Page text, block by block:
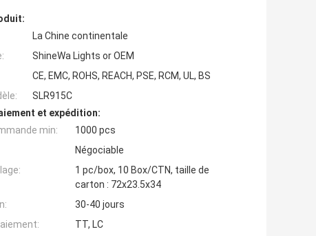
La Chine continentale
ShineWa Lights or OEM
CE, EMC, ROHS, REACH, PSE, RCM, UL, BS
SLR915C
et expédition:
min:
1000 pcs
Négociable
1 pc/box, 10 Box/CTN, taille de
carton : 72x23.5x34
30-40 jours
TT, LC